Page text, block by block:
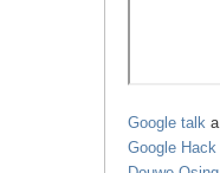
Google talk a
Google Hack